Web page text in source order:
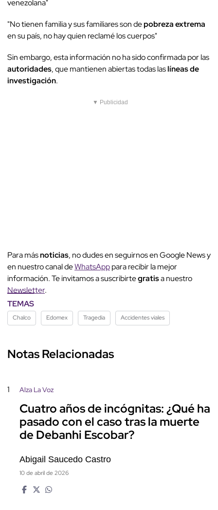
venezolana"
"No tienen familia y sus familiares son depobreza extrema
en su país, no hay quien reclamé los cuerpos"
Sin embargo, esta información no ha sido confirmada por las
autoridades, que mantienen abiertas todas laslíneas de
investigación.
▼ Publicidad
Para másnoticias, no dudes en seguirnos en Google News y
en nuestro canal deWhatsApppara recibir la mejor
información. Te invitamos a suscribirtegratisa nuestro
Newsletter.
TEMAS
Chalco Edomex Tragedia Accidentes viales
Notas Relacionadas
1 Alza La Voz
Cuatro años de incógnitas: ¿Qué ha
pasado con el caso tras la muerte
de Debanhi Escobar?
Abigail Saucedo Castro
10 de abril de 2026